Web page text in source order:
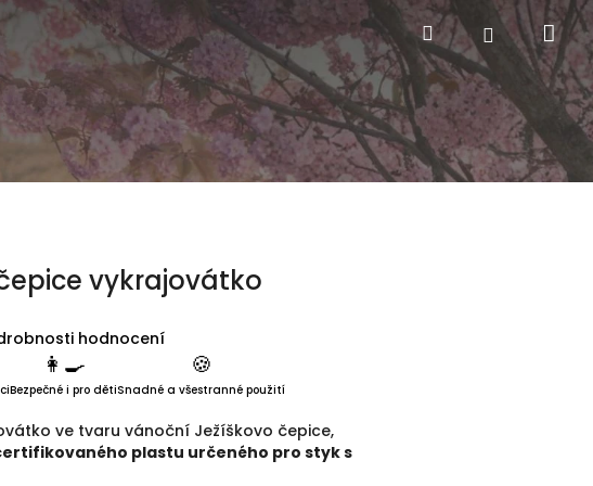
Hledat Přihlášení
vykrajovátko
produktu je 5,0 z 5 hvězdiček.
hodnocení
👩‍🍳
Bezpečné i pro děti
🍪
Snadné a všestranné použití
ve tvaru vánoční Ježíškovo čepice,
plastu určeného pro styk s